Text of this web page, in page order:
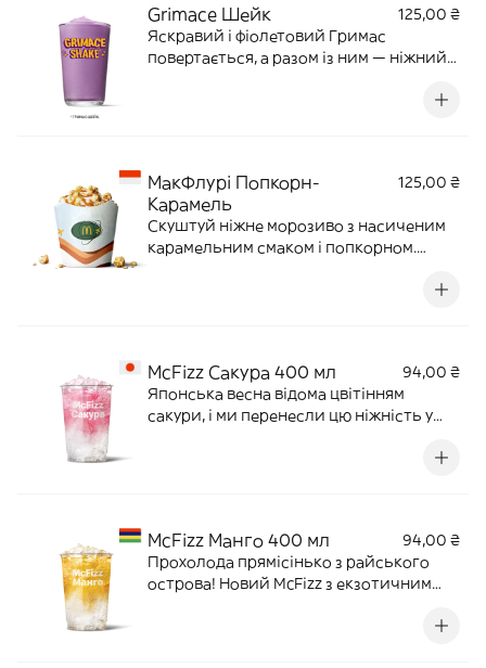
Grimace Шейк
125,00 ₴
Яскравий і фіолетовий Гримас
повертається, а разом із ним — ніжний
МакФлурі Попкорн-
Карамель
125,00 ₴
Скуштуй ніжне морозиво з насиченим
карамельним смаком і попкорном.
солодко, хрустко та по-справжньому
McFizz Сакура 400 мл
94,00 ₴
Японська весна відома цвітінням
сакури, і ми перенесли цю ніжність у
McFizz Манго 400 мл
94,00 ₴
Прохолода прямісінько з райського
острова! Новий McFizz з екзотичним